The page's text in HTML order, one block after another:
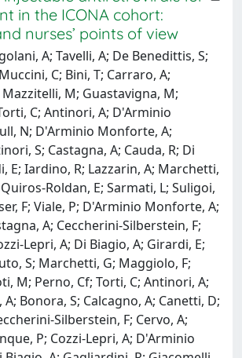
in the ICONA cohort:
nurses’ points of view
A; Tavelli, A; De Benedittis, S;
C; Bini, T; Carraro, A;
M; Guastavigna, M;
C; Antinori, A; D'Arminio
N; D'Arminio Monforte, A;
S; Castagna, A; Cauda, R; Di
E; Iardino, R; Lazzarin, A; Marchetti,
Roldan, E; Sarmati, L; Suligoi,
F; Viale, P; D'Arminio Monforte, A;
A; Ceccherini-Silberstein, F;
Lepri, A; Di Biagio, A; Girardi, E;
S; Marchetti, G; Maggiolo, F;
M; Perno, Cf; Torti, C; Antinori, A;
A; Bonora, S; Calcagno, A; Canetti, D;
Silberstein, F; Cervo, A;
P; Cozzi-Lepri, A; D'Arminio